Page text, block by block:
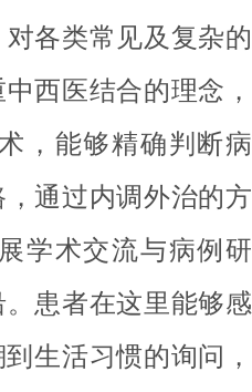
各类常见及复杂的
西医结合的理念，
，能够精确判断病
通过内调外治的方
学术交流与病例研
患者在这里能够感
生活习惯的询问，